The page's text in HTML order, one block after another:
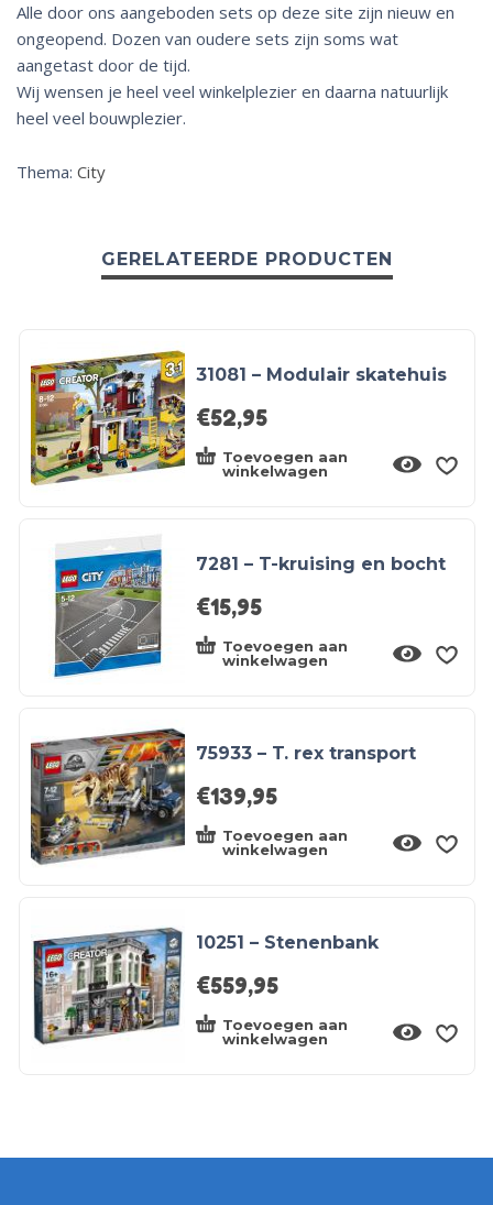
Alle door ons aangeboden sets op deze site zijn nieuw en
ongeopend. Dozen van oudere sets zijn soms wat
aangetast door de tijd.
Wij wensen je heel veel winkelplezier en daarna natuurlijk
heel veel bouwplezier.
Thema: City
GERELATEERDE PRODUCTEN
31081 – Modulair skatehuis
€52,95
Toevoegen aan
winkelwagen
7281 – T-kruising en bocht
€15,95
Toevoegen aan
winkelwagen
75933 – T. rex transport
€139,95
Toevoegen aan
winkelwagen
10251 – Stenenbank
€559,95
Toevoegen aan
winkelwagen